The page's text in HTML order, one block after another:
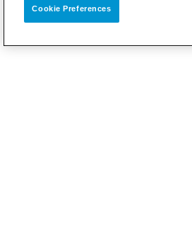
Cookie Preferences